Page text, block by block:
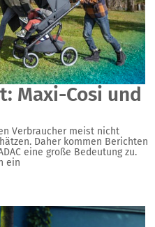
Maxi-Cosi und
Verbraucher meist nicht
Daher kommen Berichten
eine große Bedeutung zu.
ein